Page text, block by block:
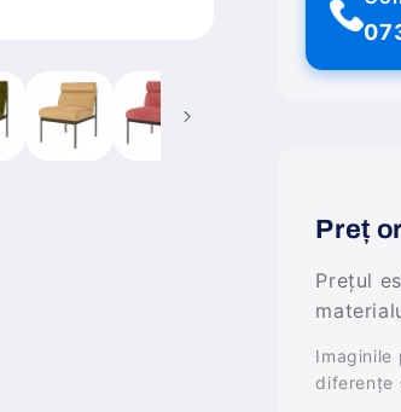
Preț
Prețul
Imaginile
diferențe